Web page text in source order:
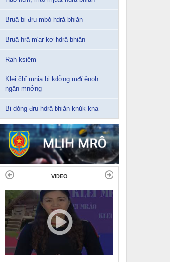
Bruă bi đru mbǒ hdră bhiăn
Bruă hră m'ar kơ hdră bhiăn
Rah ksiêm
Klei čhǐ mnia bi kdơ̌ng mđǐ ênoh
ngăn mnơ̌ng
Bi dǒng đru hdră bhiăn knǔk kna
VIDEO